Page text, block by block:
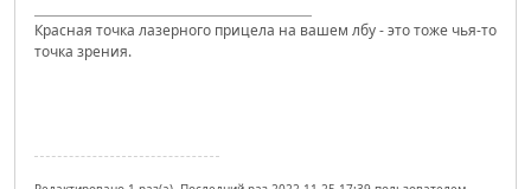
Красная точка лазерного прицела на вашем лбу - это тоже чья-то
точка зрения.